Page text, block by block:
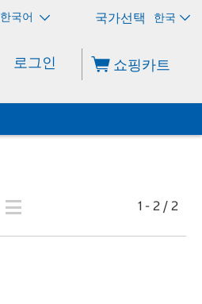
한국어 한국
로그인 쇼핑카트
1 - 2 / 2